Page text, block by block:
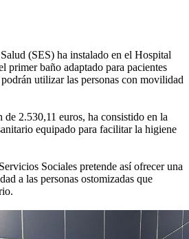
(SES) ha instalado en el Hospital
primer baño adaptado para pacientes
utilizar las personas con movilidad
2.530,11 euros, ha consistido en la
equipado para facilitar la higiene
Sociales pretende así ofrecer una
a las personas ostomizadas que